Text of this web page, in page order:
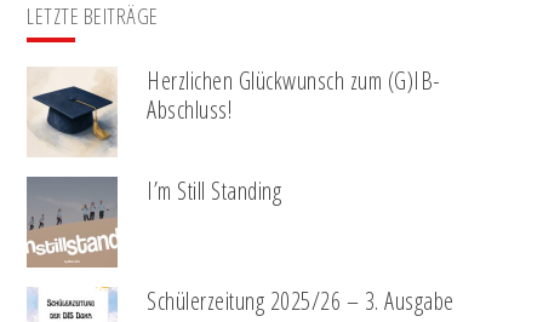
LETZTE BEITRÄGE
Herzlichen Glückwunsch zum (G)IB-
Abschluss!
I’m Still Standing
Schülerzeitung 2025/26 – 3. Ausgabe